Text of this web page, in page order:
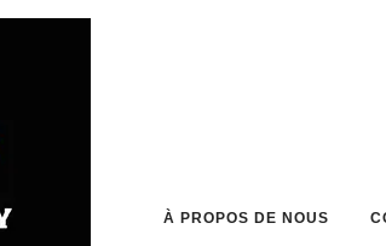
À PROPOS DE NOUS